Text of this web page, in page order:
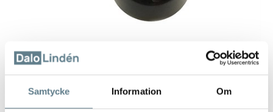
Samtycke Information Om